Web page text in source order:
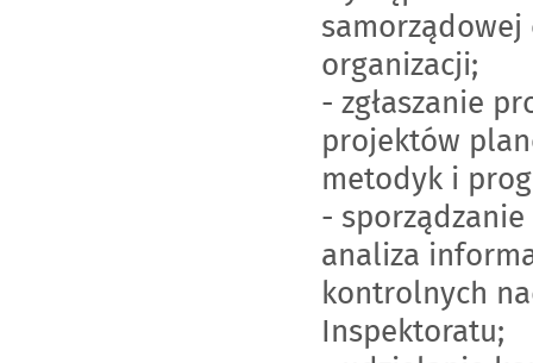
organizacji;
- zgłaszanie
projektów
metodyk i
-
analiza
kontrolnych
Inspektoratu;